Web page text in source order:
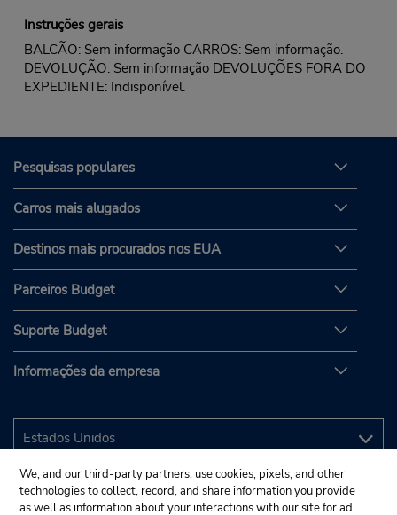
Instruções gerais
BALCÃO: Sem informação CARROS: Sem informação.
DEVOLUÇÃO: Sem informação DEVOLUÇÕES FORA DO
EXPEDIENTE: Indisponível.
Pesquisas populares
Carros mais alugados
Destinos mais procurados nos EUA
Parceiros Budget
Suporte Budget
Informações da empresa
We, and our third-party partners, use cookies, pixels, and other
technologies to collect, record, and share information you provide
as well as information about your interactions with our site for ad